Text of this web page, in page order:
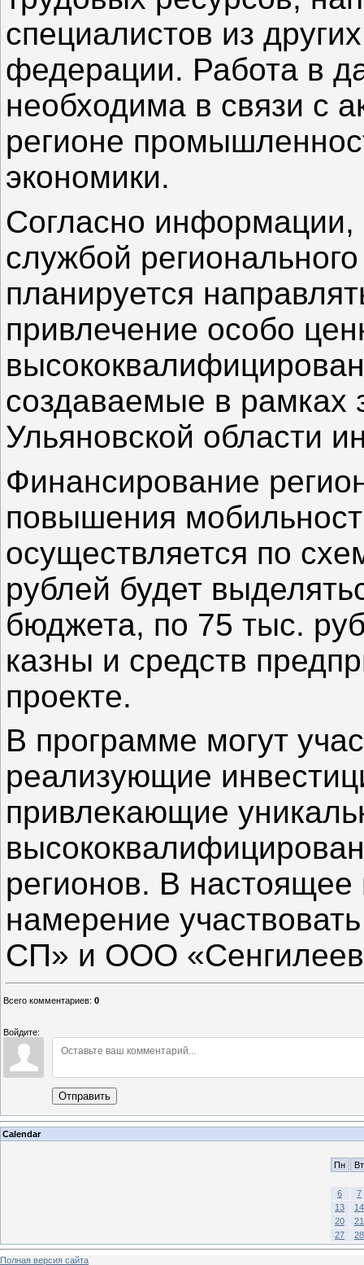
специалистов из
федерации. Работа в
необходима в связи с
регионе
экономики.
Согласно информации,
службой
планируется
привлечение особо
создаваемые в рамках
Ульяновской области
Финансирование
повышения
осуществляется по
рублей будет
бюджета, по 75 тыс.
казны и средств
проекте.
В программе могут
реализующие
привлекающие
регионов. В
намерение
СП» и ООО
Всего комментариев: 0
Войдите:
Отправить
Calendar
Пн Вт
6
7
13
14
20
21
27
28
Полная версия сайта